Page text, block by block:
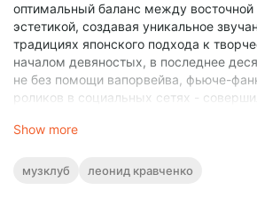
оптимальный баланс между восточной
эстетикой, создавая уникальное
традициях японского подхода к
началом девяностых, в последнее
не без помощи вапорвейва, фьюче-
роликов в социальных сетях -
пределами родных островов.
Прослушивание этой музыки сегодня
Show more
музклуб леонид кравченко